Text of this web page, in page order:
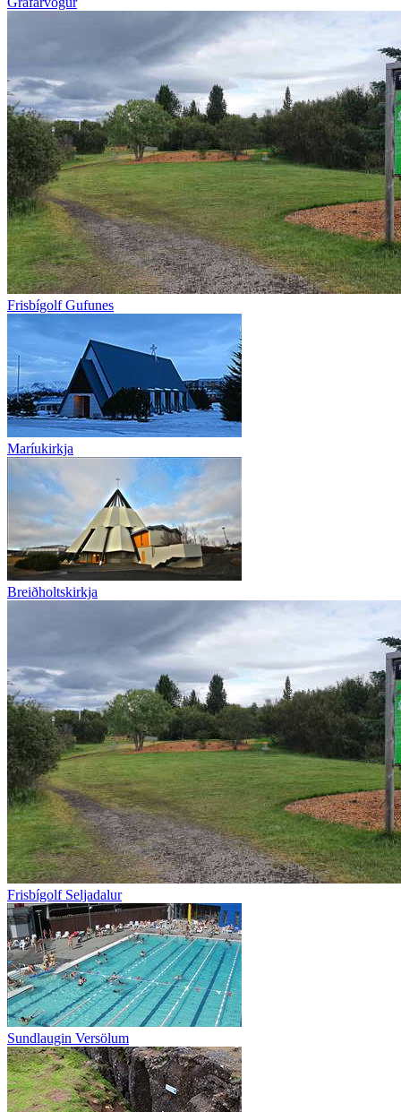
Frisbígolf Gufunes
Maríukirkja
Breiðholtskirkja
Frisbígolf Seljadalur
Sundlaugin Versölum